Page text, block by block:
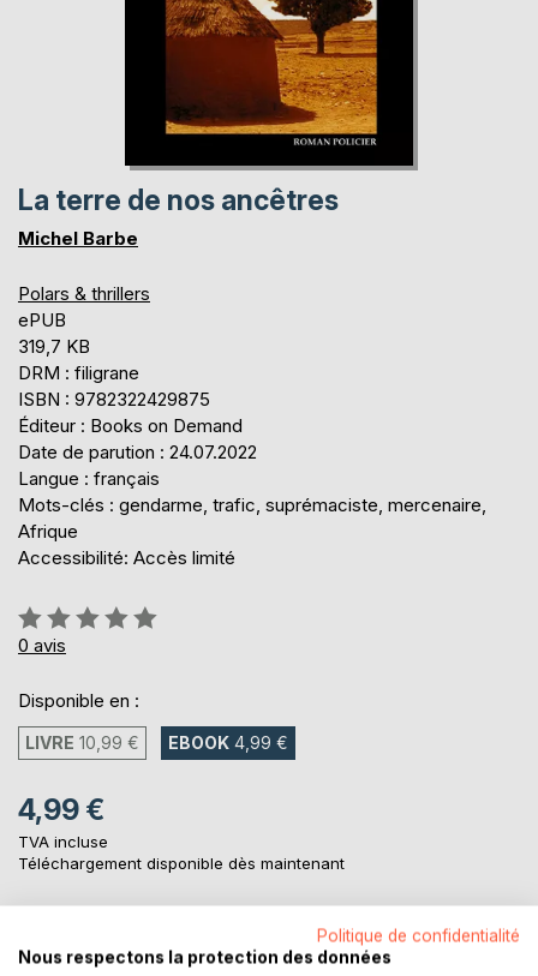
La terre de nos ancêtres
Michel Barbe
Polars & thrillers
ePUB
319,7 KB
DRM : filigrane
ISBN : 9782322429875
Éditeur : Books on Demand
Date de parution : 24.07.2022
Langue : français
Mots-clés : gendarme, trafic, suprémaciste, mercenaire,
Afrique
Accessibilité: Accès limité
Évaluation:
0%
0 avis
Disponible en :
LIVRE 10,99 € EBOOK 4,99 €
4,99 €
TVA incluse
Téléchargement disponible dès maintenant
AJOUTER AU PANIER
Politique de confidentialité
Nous respectons la protection des données